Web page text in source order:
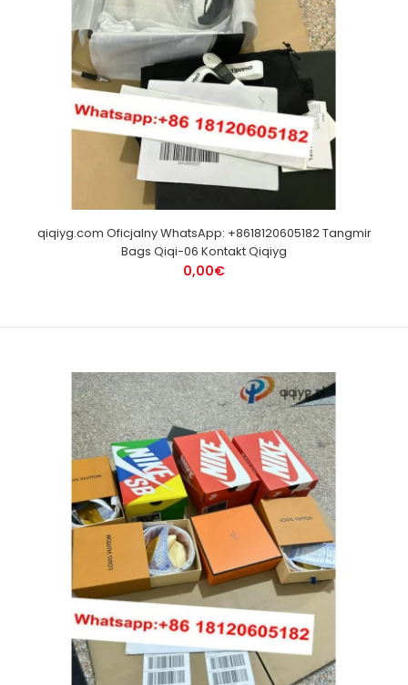
qiqiyg.com Oficjalny WhatsApp: +8618120605182 Tangmir
Bags Qiqi-06 Kontakt Qiqiyg
0,00€